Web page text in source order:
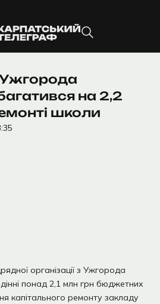
Ужгорода
на 2,2
школи
організації з Ужгорода
понад 2,1 млн грн бюджетних
капітального ремонту закладу